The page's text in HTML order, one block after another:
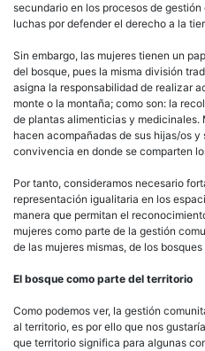
secundario en los procesos de
luchas por defender el derecho a la
Sin embargo, las mujeres tienen un
del bosque, pues la misma división
asigna la responsabilidad de realizar
monte o la montaña; como son: la
de plantas alimenticias y
hacen acompañadas de sus hijas/os
convivencia en donde se comparten
Por tanto, consideramos necesario
representación igualitaria en los
manera que permitan el
mujeres como parte de la gestión
de las mujeres mismas, de los
El bosque como parte del territorio
Como podemos ver, la gestión
al territorio, es por ello que nos
que territorio significa para algunas